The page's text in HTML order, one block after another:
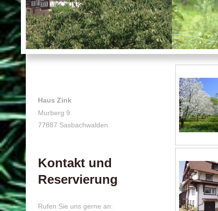
Haus Zink
Murberg 9
77887 Sasbachwalden
Kontakt und
Reservierung
Rufen Sie uns gerne an: